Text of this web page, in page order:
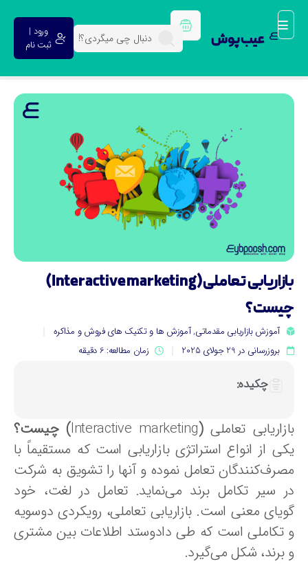
عیب پوش
ورود |
ثبت نام
بازاریابی تعاملی (Interactive marketing)
آموزش بازاریابی مقدماتی,آموزش ها و تکنیک های فروش و مذاکره
بروزرسانی در 29 جولای 2025
زمان مطالعه: 6 دقیقه
چکیده:
تعاملی(
Interactive marketing) چیست؟
از انواع استراتژی بازاریابی است که مستقیماً با
تعامل نموده و آنها را تشویق به شرکت
سیر تکامل برند می‌نماید. تعامل در لغت، خود
معنی است. بازاریابی تعاملی، رویکردی دوسویه
تکاملی است که طی دادوستد اطلاعات بین مشتری
برند، شکل می‌گیرد.